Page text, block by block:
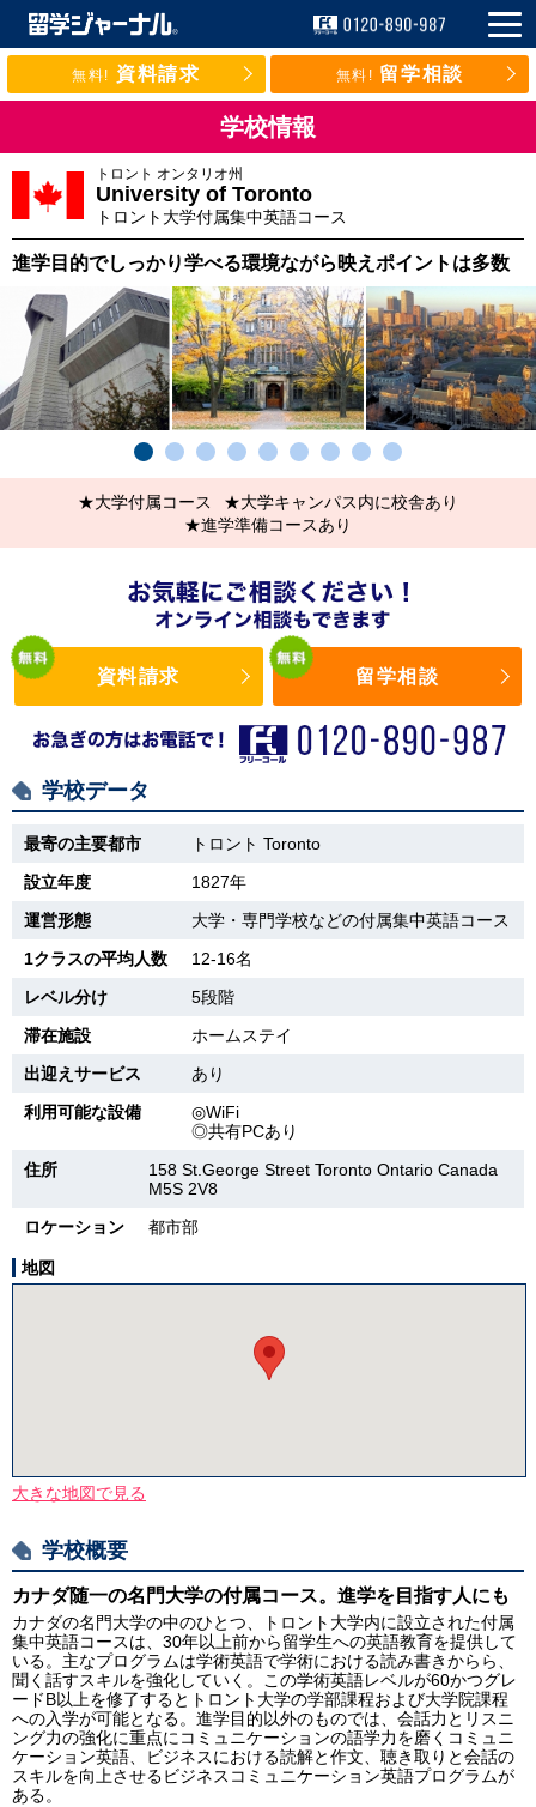
無料! 資料請求 無料! 留学相談
学校情報
トロント オンタリオ州
University of Toronto
トロント大学付属集中英語コース
進学目的でしっかり学べる環境ながら映えポイントは多数
★大学付属コース
★大学キャンパス内に校舎あり
★進学準備コースあり
資料請求 留学相談
学校データ
最寄の主要都市
トロント Toronto
設立年度
1827年
運営形態
大学・専門学校などの付属集中英語コース
1クラスの平均人数
12-16名
レベル分け
5段階
滞在施設
ホームステイ
出迎えサービス
あり
利用可能な設備
◎WiFi
◎共有PCあり
住所
158 St.George Street Toronto Ontario Canada
M5S 2V8
ロケーション
都市部
地図
大きな地図で見る
学校概要
カナダ随一の名門大学の付属コース。進学を目指す人にも
カナダの名門大学の中のひとつ、トロント大学内に設立された付属
集中英語コースは、30年以上前から留学生への英語教育を提供して
いる。主なプログラムは学術英語で学術における読み書きからら、
聞く話すスキルを強化していく。この学術英語レベルが60かつグレ
ードB以上を修了するとトロント大学の学部課程および大学院課程
への入学が可能となる。進学目的以外のものでは、会話力とリスニ
ング力の強化に重点にコミュニケーションの語学力を磨くコミュニ
ケーション英語、ビジネスにおける読解と作文、聴き取りと会話の
スキルを向上させるビジネスコミュニケーション英語プログラムが
ある。